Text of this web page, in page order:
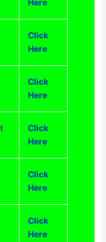
Here
Click
Here
Click
Here
Click
Here
Click
Here
Click
Here